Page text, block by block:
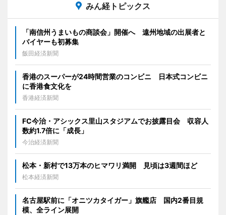
みん経トピックス
「南信州うまいもの商談会」開催へ 遠州地域の出展者と
バイヤーも初募集
飯田経済新聞
香港のスーパーが24時間営業のコンビニ 日本式コンビニ
に香港食文化を
香港経済新聞
FC今治・アシックス里山スタジアムでお披露目会 収容人
数約1.7倍に「成長」
今治経済新聞
松本・新村で13万本のヒマワリ満開 見頃は3週間ほど
松本経済新聞
名古屋駅前に「オニツカタイガー」旗艦店 国内2番目規
模、全ライン展開